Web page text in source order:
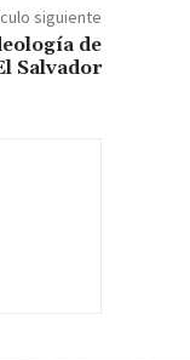
siguiente
de
Salvador